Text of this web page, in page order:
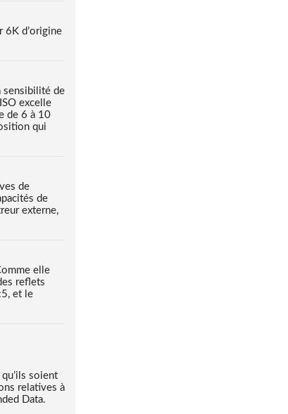
6K d’origine
sensibilité de
excelle
de 6 à 10
qui
de
de
externe,
elle
reflets
et le
soient
relatives à
Data.